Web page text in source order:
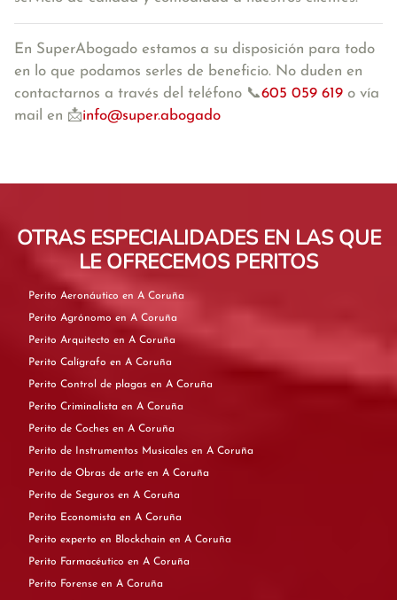
En SuperAbogado estamos a su disposición para todo
en lo que podamos serles de beneficio. No duden en
contactarnos a través del teléfono 📞605 059 619 o vía
mail en 📩info@super.abogado
OTRAS ESPECIALIDADES EN LAS QUE
LE OFRECEMOS PERITOS
Perito Aeronáutico en A Coruña
Perito Agrónomo en A Coruña
Perito Arquitecto en A Coruña
Perito Calígrafo en A Coruña
Perito Control de plagas en A Coruña
Perito Criminalista en A Coruña
Perito de Coches en A Coruña
Perito de Instrumentos Musicales en A Coruña
Perito de Obras de arte en A Coruña
Perito de Seguros en A Coruña
Perito Economista en A Coruña
Perito experto en Blockchain en A Coruña
Perito Farmacéutico en A Coruña
Perito Forense en A Coruña